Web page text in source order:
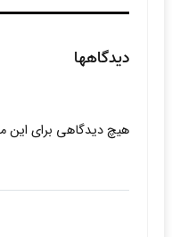
دیدگاهها
هیچ دیدگاهی برای